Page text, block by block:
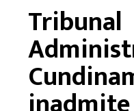
Tribunal